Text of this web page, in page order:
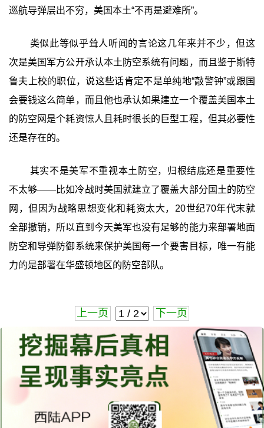
巡航导弹层出不穷，美国本土“不再是避难所”。
类似此等似乎耸人听闻的言论这几年来并不少，但这
次是美国军方公开承认本土防空系统有问题，而且鉴于斯特
鲁夫上校的职位，说这些话肯定不是单纯地“敲警钟”或跟国
会要钱这么简单，而且他也承认如果建立一个覆盖美国本土
的防空网是个耗资惊人且耗时很长的巨型工程，但其必要性
还是存在的。
其实不是美军不重视本土防空，归根结底还是重要性
不太够——比如冷战时美国就建立了覆盖大部分国土的防空
网，但因为战略思想变化和耗资太大，20世纪70年代末就
全部撤销，所以直到今天美军也没有足够的能力来部署地面
防空和导弹防御系统来保护美国每一个要害目标，唯一有能
力的是部署在华盛顿地区的防空部队。
上一页 下一页